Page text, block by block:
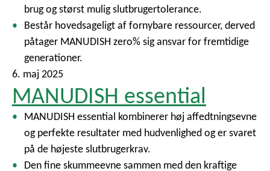
brug og størst mulig slutbrugertolerance.
Består hovedsageligt af fornybare ressourcer, derved
påtager MANUDISH zero% sig ansvar for fremtidige
generationer.
6. maj 2025
MANUDISH essential
MANUDISH essential kombinerer høj affedtningsevne
og perfekte resultater med hudvenlighed og er svaret
på de højeste slutbrugerkrav.
Den fine skummeevne sammen med den kraftige